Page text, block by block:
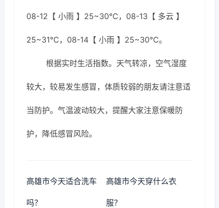
08-12【 小雨 】25~30℃，08-13【 多云 】
25~31℃，08-14【 小雨 】25~30℃。
根据实时生活指数。天气转凉，空气湿度
较大，较易发生感冒，体质较弱的朋友请注意适
当防护。气温波动较大，提醒大家注意保暖防
护，降低感冒风险。
高雄市今天适合洗车
吗？
高雄市今天穿什么衣
服？